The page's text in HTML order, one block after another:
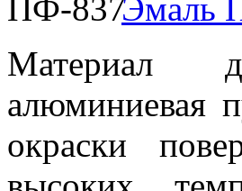
Эмаль
Материал
алюминиевая
окраски